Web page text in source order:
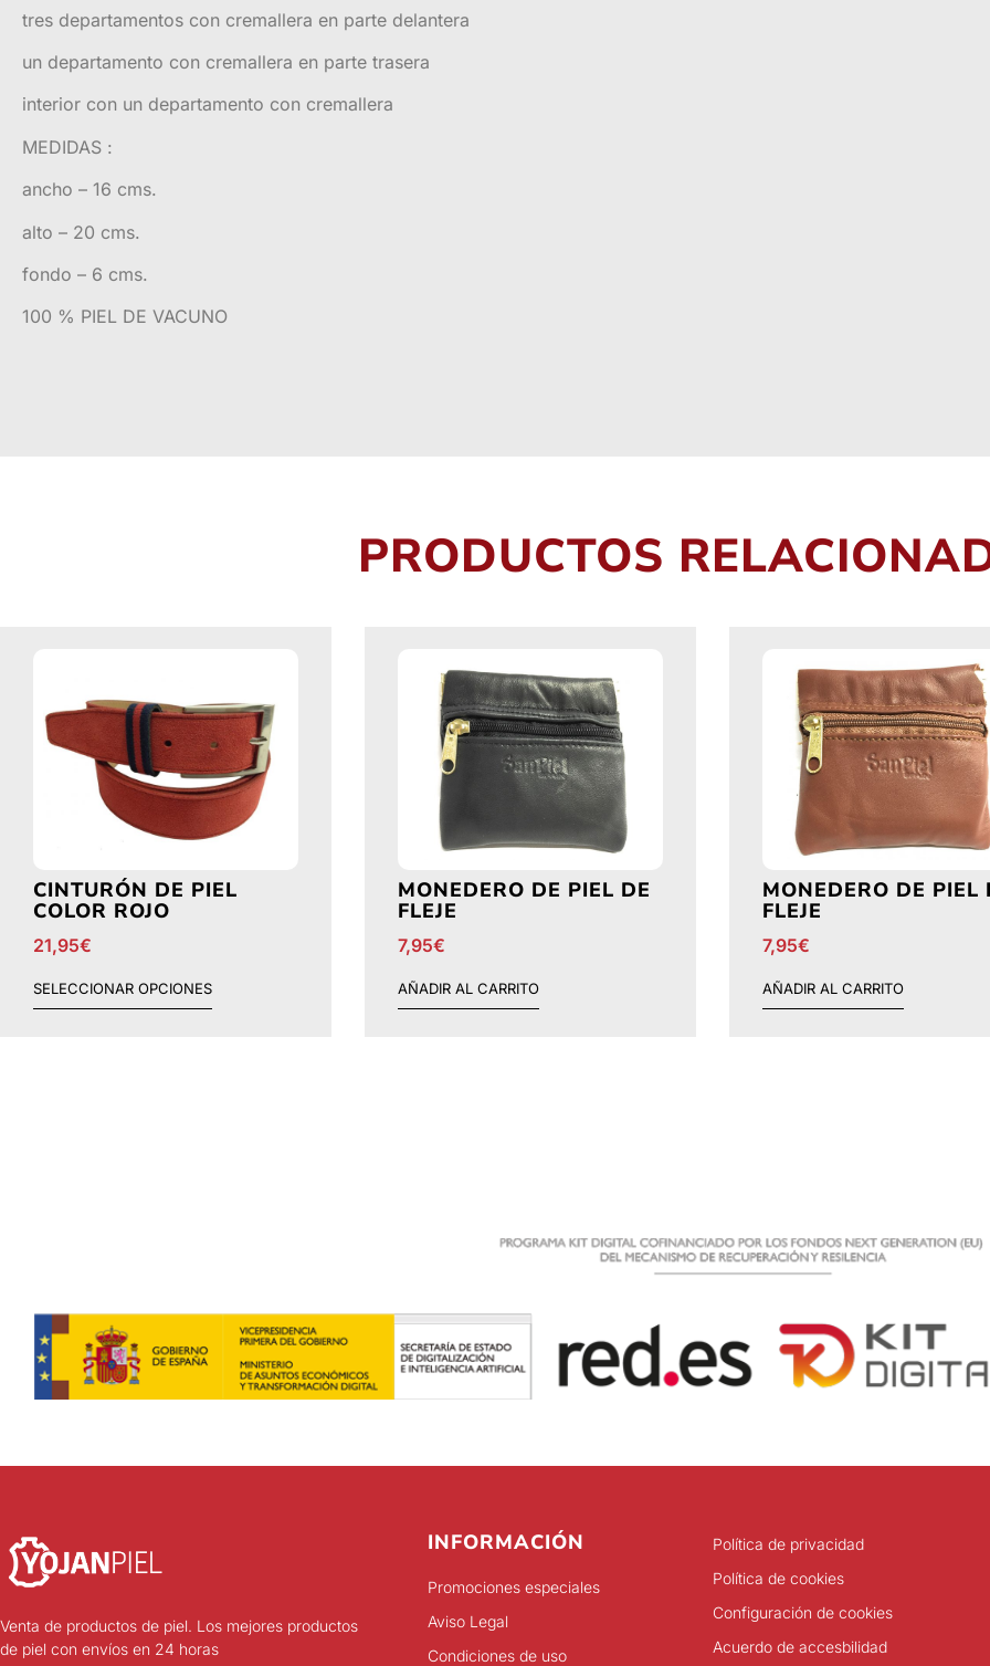
tres departamentos con cremallera en parte delantera
un departamento con cremallera en parte trasera
interior con un departamento con cremallera
MEDIDAS :
ancho – 16 cms.
alto – 20 cms.
fondo – 6 cms.
100 % PIEL DE VACUNO
PRODUCTOS
CINTURÓN DE PIEL
COLOR ROJO
21,95€
SELECCIONAR OPCIONES
MONEDERO DE PIEL DE
FLEJE
7,95€
AÑADIR AL CARRITO
MONEDERO DE PIEL
FLEJE
7,95€
AÑADIR AL CARRITO
Venta de productos de piel. Los mejores productos
de piel con envíos en 24 horas
INFORMACIÓN
Promociones especiales
Aviso Legal
Condiciones de uso
Política de privacidad
Política de cookies
Configuración de cookies
Acuerdo de accesbilidad